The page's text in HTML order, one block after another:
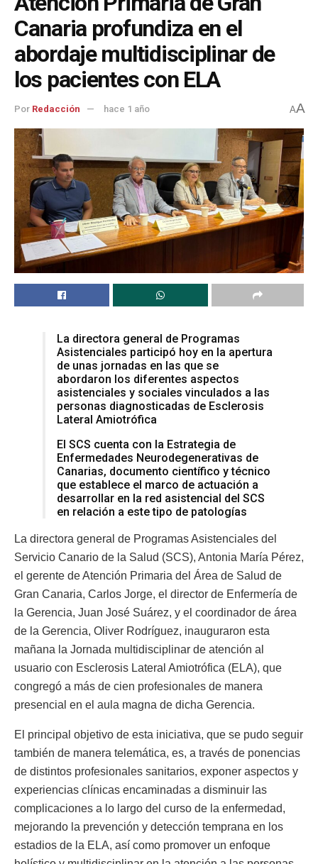
Canaria profundiza en el
abordaje multidisciplinar de
los pacientes con ELA
Por Redacción hace 1 año AA
La directora general de Programas
Asistenciales participó hoy en la apertura
de unas jornadas en las que se
abordaron los diferentes aspectos
asistenciales y sociales vinculados a las
personas diagnosticadas de Esclerosis
Lateral Amiotrófica
El SCS cuenta con la Estrategia de
Enfermedades Neurodegenerativas de
Canarias, documento científico y técnico
que establece el marco de actuación a
desarrollar en la red asistencial del SCS
en relación a este tipo de patologías
La directora general de Programas Asistenciales del
Servicio Canario de la Salud (SCS), Antonia María Pérez,
el gerente de Atención Primaria del Área de Salud de
Gran Canaria, Carlos Jorge, el director de Enfermería de
la Gerencia, Juan José Suárez, y el coordinador de área
de la Gerencia, Oliver Rodríguez, inauguraron esta
mañana la Jornada multidisciplinar de atención al
usuario con Esclerosis Lateral Amiotrófica (ELA), que
congregó a más de cien profesionales de manera
presencial en el aula magna de dicha Gerencia.
El principal objetivo de esta iniciativa, que se pudo seguir
también de manera telemática, es, a través de ponencias
de distintos profesionales sanitarios, exponer aspectos y
experiencias clínicas encaminadas a disminuir las
complicaciones a lo largo del curso de la enfermedad,
mejorando la prevención y detección temprana en los
estadios de la ELA, así como promover un enfoque